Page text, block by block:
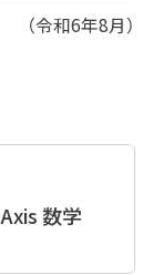
（令和6年8月）
数学